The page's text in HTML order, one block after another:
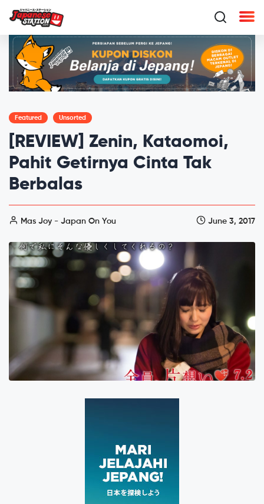
Featured Unsorted
[REVIEW] Zenin, Kataomoi,
Pahit Getirnya Cinta Tak
Berbalas
Mas Joy - Japan On You June 3, 2017